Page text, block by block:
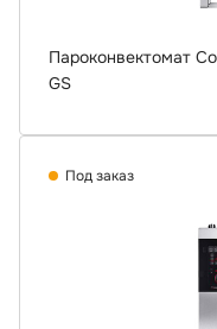
Пароконвектомат
GS
Под заказ